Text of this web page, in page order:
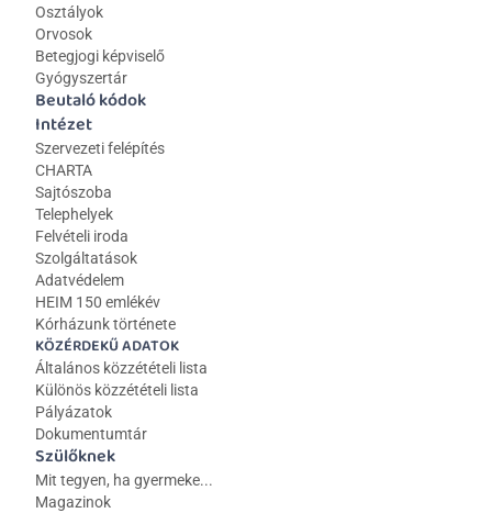
Osztályok
Orvosok
Betegjogi képviselő
Gyógyszertár
Beutaló kódok
Intézet
Szervezeti felépítés
CHARTA
Sajtószoba
Telephelyek
Felvételi iroda
Szolgáltatások
Adatvédelem
HEIM 150 emlékév
Kórházunk története
KÖZÉRDEKŰ ADATOK
Általános közzétételi lista
Különös közzétételi lista
Pályázatok
Dokumentumtár
Szülőknek
Mit tegyen, ha gyermeke...
Magazinok